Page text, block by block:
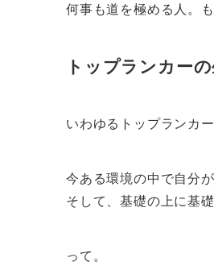
何事も道を極める人。
トップランカー
いわゆるトップランカ
今ある環境の中で自分
そして、基礎の上に基
って。